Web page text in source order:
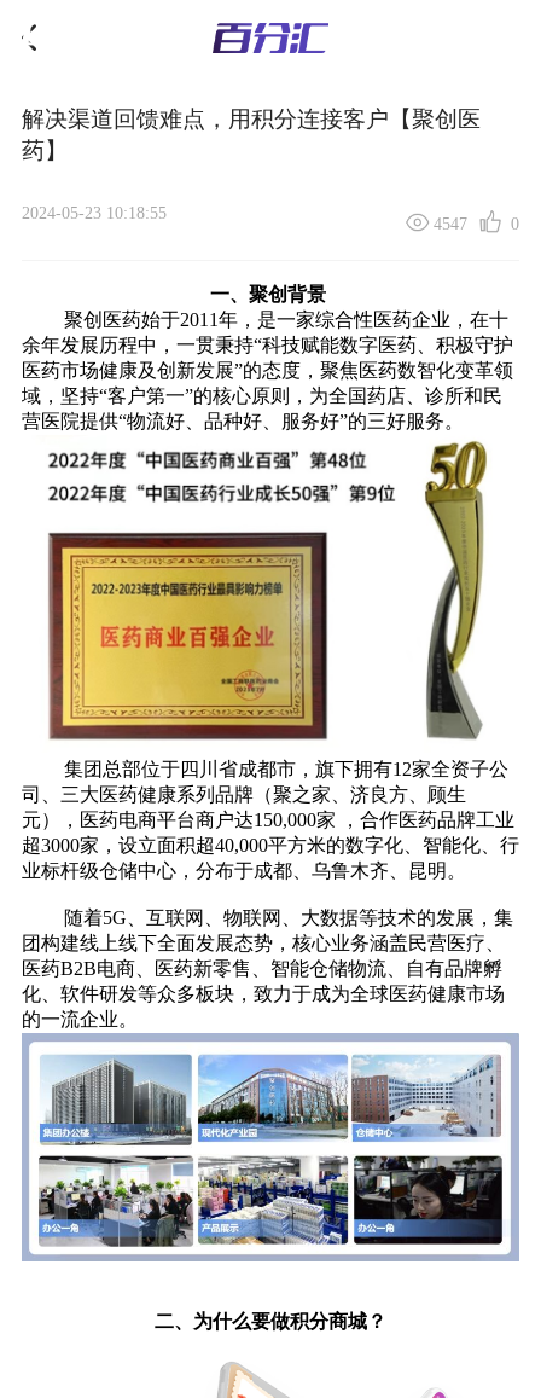
解决渠道回馈难点，用积分连接客户【聚创医
药】
2024-05-23 10:18:55
4547 0
一、聚创背景
聚创医药始于2011年，是一家综合性医药企业，在十
余年发展历程中，一贯秉持“科技赋能数字医药、积极守护
医药市场健康及创新发展”的态度，聚焦医药数智化变革领
域，坚持“客户第一”的核心原则，为全国药店、诊所和民
营医院提供“物流好、品种好、服务好”的三好服务。
集团总部位于四川省成都市，旗下拥有12家全资子公
司、三大医药健康系列品牌（聚之家、济良方、顾生
元），医药电商平台商户达150,000家 ，合作医药品牌工业
超3000家，设立面积超40,000平方米的数字化、智能化、行
业标杆级仓储中心，分布于成都、乌鲁木齐、昆明。
随着5G、互联网、物联网、大数据等技术的发展，集
团构建线上线下全面发展态势，核心业务涵盖民营医疗、
医药B2B电商、医药新零售、智能仓储物流、自有品牌孵
化、软件研发等众多板块，致力于成为全球医药健康市场
的一流企业。
二、为什么要做积分商城？